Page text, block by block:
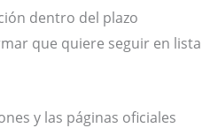
dentro del plazo
que quiere seguir en lista
y las páginas oficiales